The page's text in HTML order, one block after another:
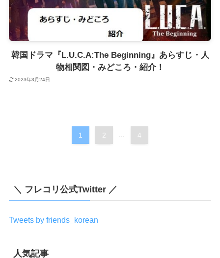
韓国ドラマ『L.U.C.A:The Beginning』あらすじ・人
物相関図・みどころ・紹介！
2023年3月24日
1 2 ... 4
＼ フレコリ公式Twitter ／
Tweets by friends_korean
人気記事